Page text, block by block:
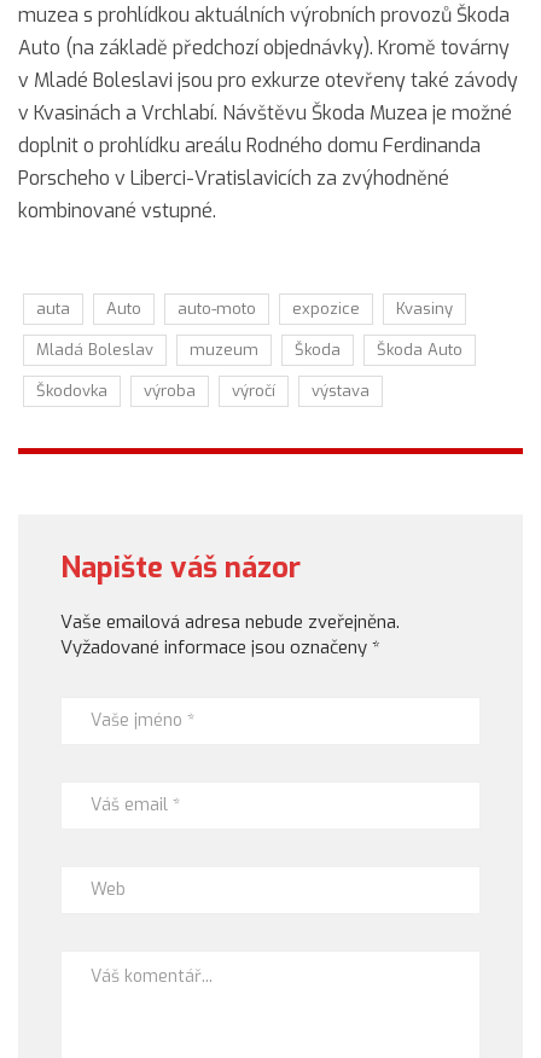
muzea s prohlídkou aktuálních výrobních provozů Škoda
Auto (na základě předchozí objednávky). Kromě továrny
v Mladé Boleslavi jsou pro exkurze otevřeny také závody
v Kvasinách a Vrchlabí. Návštěvu Škoda Muzea je možné
doplnit o prohlídku areálu Rodného domu Ferdinanda
Porscheho v Liberci-Vratislavicích za zvýhodněné
kombinované vstupné.
auta Auto auto-moto expozice
Kvasiny
Mladá Boleslav
muzeum Škoda
Škoda Auto
Škodovka
výroba výročí výstava
Napište váš názor
Vaše emailová adresa nebude zveřejněna.
Vyžadované informace jsou označeny *